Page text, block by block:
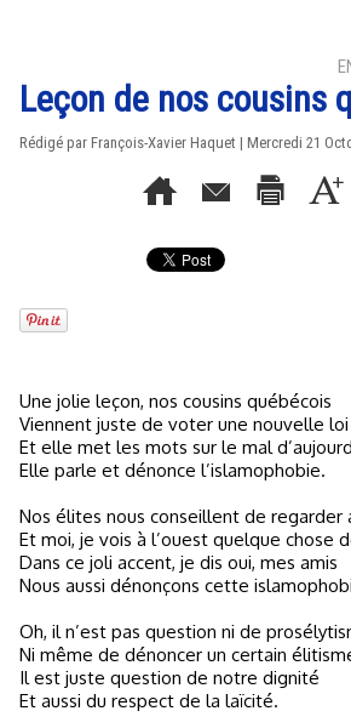
Leçon de nos cousins
Rédigé par François-Xavier Haquet | Mercredi 21
Une jolie leçon, nos cousins québécois
Viennent juste de voter une nouvelle loi
Et elle met les mots sur le mal
Elle parle et dénonce l’islamophobie.
Nos élites nous conseillent de regarder
Et moi, je vois à l’ouest quelque chose
Dans ce joli accent, je dis oui, mes amis
Nous aussi dénonçons cette
Oh, il n’est pas question ni de
Ni même de dénoncer un certain
Il est juste question de notre dignité
Et aussi du respect de la laïcité.